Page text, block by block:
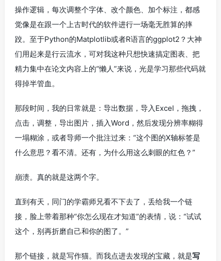
操作逻辑，每次调整个字体、改个颜色、加个标注，都感
觉像是在跟一个上古时代的软件进行一场毫无胜算的摔
跤。至于Python的Matplotlib或者R语言的ggplot2？大神
们用起来是行云流水，可对我这种只想快速搞定图表、把
精力集中在论文内容上的“懒人”来说，光是学习那些代码就
得掉半管血。
那段时间，我的日常就是：导出数据，导入Excel，拖拽，
点击，调整，导出图片，插入Word，然后发现分辨率糊得
一塌糊涂，或者导师一个批注过来：“这个图的X轴标签是
什么意思？看不清。还有，为什么用这么刺眼的红色？”
崩溃。真的就是这两个字。
直到有天，同门的学霸师兄看不下去了，丢给我一个链
接，脸上带着那种“你怎么现在才知道”的表情，说：“试试
这个，别再折磨自己和你的图了。”
那个链接，就是写作猫。而我点进去发现的宝藏，就是写